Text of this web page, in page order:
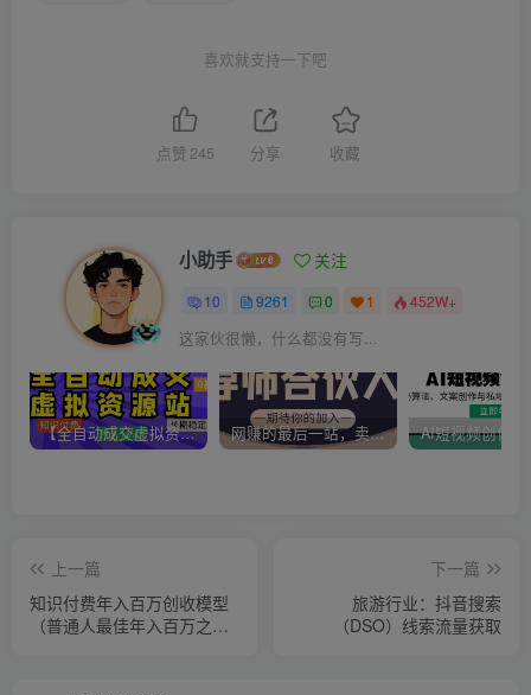
喜欢就支持一下吧
点赞 245 分享 收藏
小助手 关注
10 9261 0 1 452W+
这家伙很懒，什么都没有写...
【全自动成交虚拟资源站】站长唯一陪跑项目！月入10W+~长期稳定~ 网赚的最后一站，卖项目！做网赚顶级猎食者~
上一篇
知识付费年入百万创收模型
（普通人最佳年入百万之
下一篇
旅游行业：抖音搜索
（DSO）线索流量获取